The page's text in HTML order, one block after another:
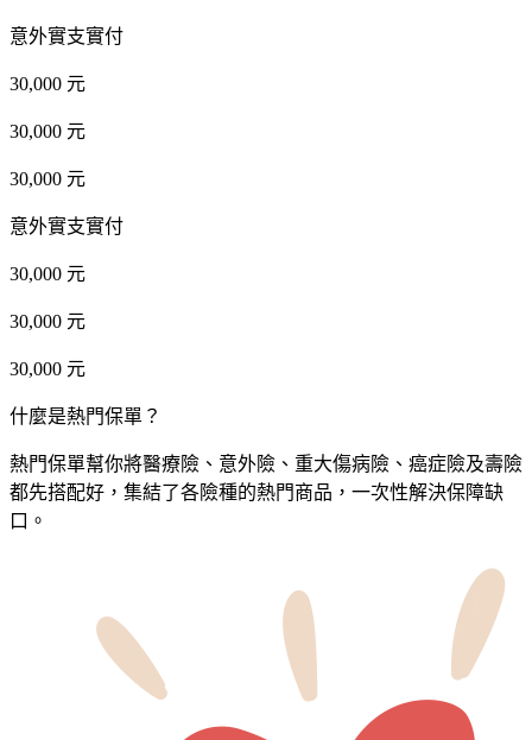
意外實支實付
30,000 元
30,000 元
30,000 元
意外實支實付
30,000 元
30,000 元
30,000 元
什麼是熱門保單？
熱門保單幫你將醫療險、意外險、重大傷病險、癌症險及壽險
都先搭配好，集結了各險種的熱門商品，一次性解決保障缺
口。